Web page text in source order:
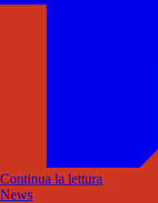
Continua la lettura
News